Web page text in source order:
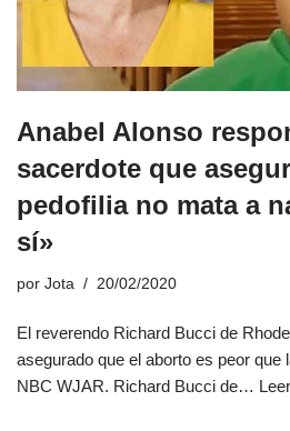
Anabel Alonso
sacerdote que
pedofilia no mata a
sí»
por Jota 20/02/2020
El reverendo Richard Bucci de
asegurado que el aborto es peor
NBC WJAR. Richard Bucci de…